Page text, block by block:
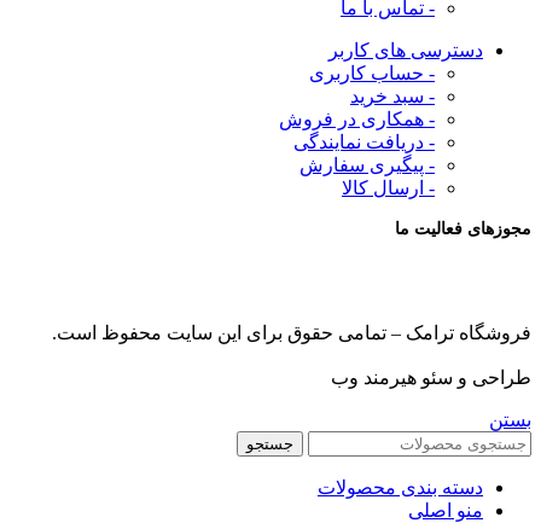
- تماس با ما
دسترسی های کاربر
- حساب کاربری
- سبد خرید
- همکاری در فروش
- دریافت نمایندگی
- پیگیری سفارش
- ارسال کالا
مجوزهای فعالیت ما
فروشگاه ترامک – تمامی حقوق برای این سایت محفوظ است.
طراحی و سئو هیرمند وب
بستن
جستجو
دسته بندی محصولات
منو اصلی